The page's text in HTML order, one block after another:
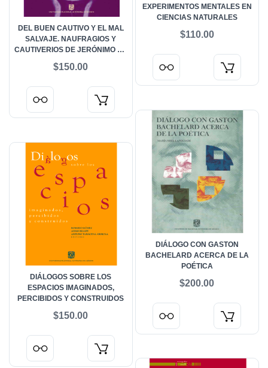
EXPERIMENTOS MENTALES EN
CIENCIAS NATURALES
$110.00
DEL BUEN CAUTIVO Y EL MAL
SALVAJE. NAUFRAGIOS Y
CAUTIVERIOS DE JERÓNIMO DE
$150.00
DIÁLOGO CON GASTON
BACHELARD ACERCA DE LA
POÉTICA
$200.00
DIÁLOGOS SOBRE LOS
ESPACIOS IMAGINADOS,
PERCIBIDOS Y CONSTRUIDOS
$150.00